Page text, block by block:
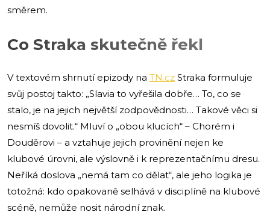
směrem.
Co Straka skutečně řekl
V textovém shrnutí epizody na TN.cz Straka formuluje
svůj postoj takto: „Slavia to vyřešila dobře… To, co se
stalo, je na jejich největší zodpovědnosti… Takové věci si
nesmíš dovolit.“ Mluví o „obou klucích“ – Chorém i
Douděrovi – a vztahuje jejich provinění nejen ke
klubové úrovni, ale výslovně i k reprezentačnímu dresu.
Neříká doslova „nemá tam co dělat“, ale jeho logika je
totožná: kdo opakovaně selhává v disciplíně na klubové
scéně, nemůže nosit národní znak.